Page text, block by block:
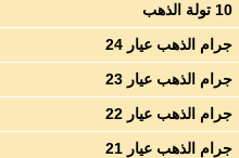
10 تولة الذهب
جرام الذهب عيار 24
جرام الذهب عيار 23
جرام الذهب عيار 22
جرام الذهب عيار 21